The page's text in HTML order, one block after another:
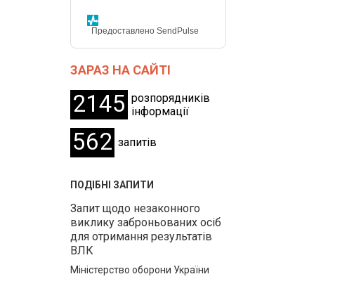
Предоставлено SendPulse
ЗАРАЗ НА САЙТІ
2145 розпорядників
інформації
562 запитів
ПОДІБНІ ЗАПИТИ
Запит щодо незаконного
виклику заброньованих осіб
для отримання результатів
ВЛК
Міністерство оборони України